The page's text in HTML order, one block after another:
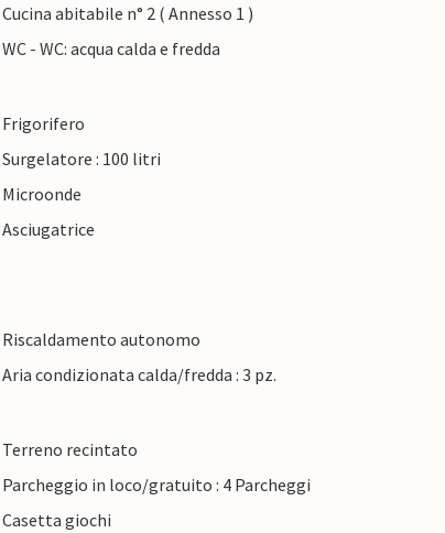
Cucina abitabile n° 2 ( Annesso 1 )
WC - WC: acqua calda e fredda
Frigorifero
Surgelatore : 100 litri
Microonde
Asciugatrice
Riscaldamento autonomo
Aria condizionata calda/fredda : 3 pz.
Terreno recintato
Parcheggio in loco/gratuito : 4 Parcheggi
Casetta giochi